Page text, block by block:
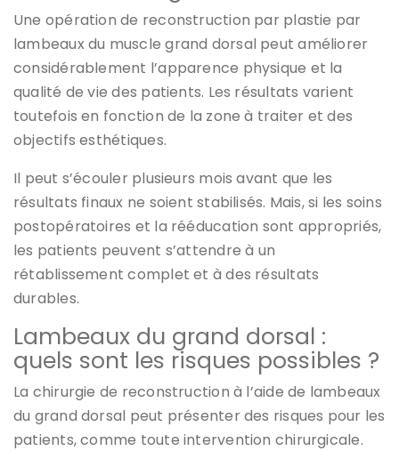
Une opération de reconstruction par plastie par
lambeaux du muscle grand dorsal peut améliorer
considérablement l’apparence physique et la
qualité de vie des patients. Les résultats varient
toutefois en fonction de la zone à traiter et des
objectifs esthétiques.
Il peut s’écouler plusieurs mois avant que les
résultats finaux ne soient stabilisés. Mais, si les soins
postopératoires et la rééducation sont appropriés,
les patients peuvent s’attendre à un
rétablissement complet et à des résultats
durables.
Lambeaux du grand dorsal :
quels sont les risques possibles ?
La chirurgie de reconstruction à l’aide de lambeaux
du grand dorsal peut présenter des risques pour les
patients, comme toute intervention chirurgicale.